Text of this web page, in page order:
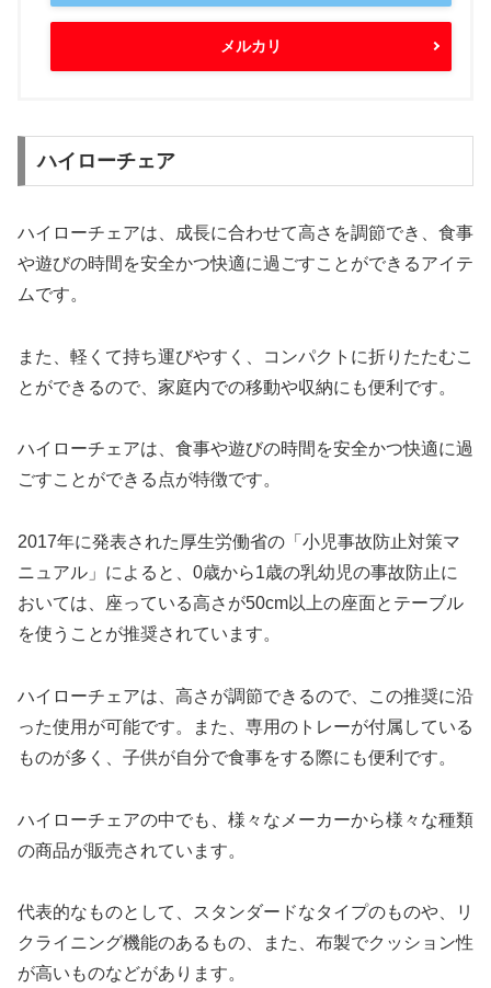
メルカリ
ハイローチェア
ハイローチェアは、成長に合わせて高さを調節でき、食事
や遊びの時間を安全かつ快適に過ごすことができるアイテ
ムです。
また、軽くて持ち運びやすく、コンパクトに折りたたむこ
とができるので、家庭内での移動や収納にも便利です。
ハイローチェアは、食事や遊びの時間を安全かつ快適に過
ごすことができる点が特徴です。
2017年に発表された厚生労働省の「小児事故防止対策マ
ニュアル」によると、0歳から1歳の乳幼児の事故防止に
おいては、座っている高さが50cm以上の座面とテーブル
を使うことが推奨されています。
ハイローチェアは、高さが調節できるので、この推奨に沿
った使用が可能です。また、専用のトレーが付属している
ものが多く、子供が自分で食事をする際にも便利です。
ハイローチェアの中でも、様々なメーカーから様々な種類
の商品が販売されています。
代表的なものとして、スタンダードなタイプのものや、リ
クライニング機能のあるもの、また、布製でクッション性
が高いものなどがあります。